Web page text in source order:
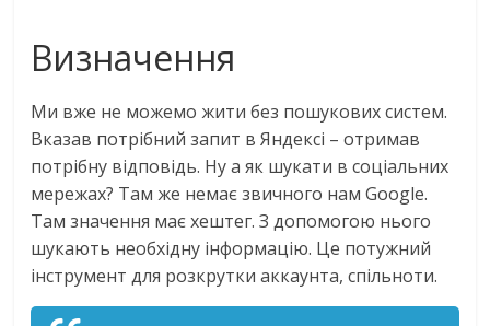
Визначення
Ми вже не можемо жити без пошукових систем.
Вказав потрібний запит в Яндексі – отримав
потрібну відповідь. Ну а як шукати в соціальних
мережах? Там же немає звичного нам Google.
Там значення має хештег. З допомогою нього
шукають необхідну інформацію. Це потужний
інструмент для розкрутки аккаунта, спільноти.